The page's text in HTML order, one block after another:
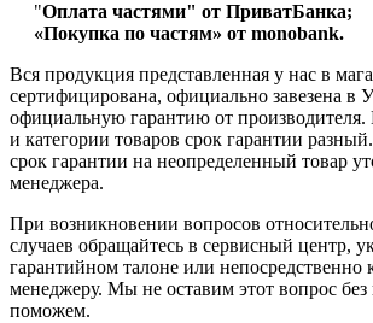
"Оплата частями" от ПриватБанка;
«Покупка по частям» от monobank.
Вся продукция представленная у нас в
сертифицирована, официально завезена в
официальную гарантию от
и категории товаров срок гарантии
срок гарантии на неопределенный товар
менеджера.
При возникновении вопросов
случаев обращайтесь в сервисный центр,
гарантийном талоне или непосредственно
менеджеру. Мы не оставим этот вопрос
поможем.